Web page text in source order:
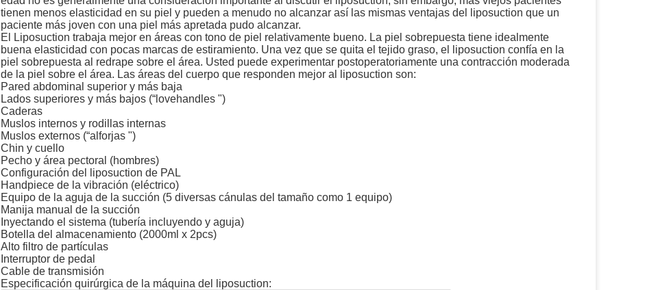
tienen menos elasticidad en su piel y pueden a menudo no alcanzar así las mismas ventajas del liposuction que un
paciente más joven con una piel más apretada pudo alcanzar.
El Liposuction trabaja mejor en áreas con tono de piel relativamente bueno. La piel sobrepuesta tiene idealmente
buena elasticidad con pocas marcas de estiramiento. Una vez que se quita el tejido graso, el liposuction confía en la
piel sobrepuesta al redrape sobre el área. Usted puede experimentar postoperatoriamente una contracción moderada
de la piel sobre el área. Las áreas del cuerpo que responden mejor al liposuction son:
Pared abdominal superior y más baja
Lados superiores y más bajos (“lovehandles ")
Caderas
Muslos internos y rodillas internas
Muslos externos (“alforjas ")
Chin y cuello
Pecho y área pectoral (hombres)
Configuración del liposuction de PAL
Handpiece de la vibración (eléctrico)
Equipo de la aguja de la succión (5 diversas cánulas del tamaño como 1 equipo)
Manija manual de la succión
Inyectando el sistema (tubería incluyendo y aguja)
Botella del almacenamiento (2000ml x 2pcs)
Alto filtro de partículas
Interruptor de pedal
Cable de transmisión
Especificación quirúrgica de la máquina del liposuction: